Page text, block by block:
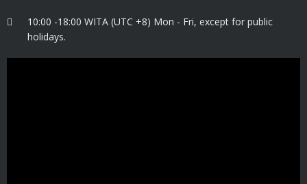
10:00 -18:00 WITA (UTC +8) Mon - Fri, except for public
holidays.